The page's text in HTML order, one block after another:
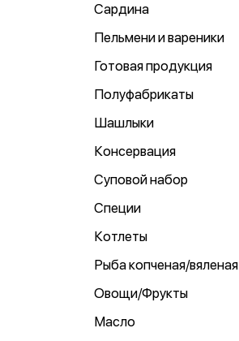
Сардина
Пельмени и вареники
Готовая продукция
Полуфабрикаты
Шашлыки
Консервация
Суповой набор
Специи
Котлеты
Рыба копченая/вяленая
Овощи/Фрукты
Масло